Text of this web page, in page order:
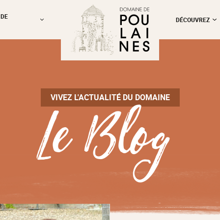
DÉCOUVREZ
VIVEZ L'ACTUALITÉ DU DOMAINE
Le Blog